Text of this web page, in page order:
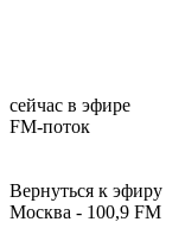
сейчас в эфире
FM-поток
Вернуться к эфиру
Москва - 100,9 FM